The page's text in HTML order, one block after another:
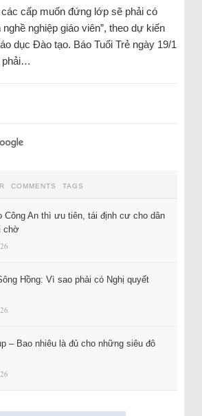
cấp muốn đứng lớp sẽ phải có
nghiệp giáo viên”, theo dự kiến
dục Đào tạo. Báo Tuổi Trẻ ngày 19/1
phải…
COMMENTS TAGS
Công An thì ưu tiên, tái định cư cho dân
chờ
Hồng: Vì sao phải có Nghị quyết
– Bao nhiêu là đủ cho những siêu đô